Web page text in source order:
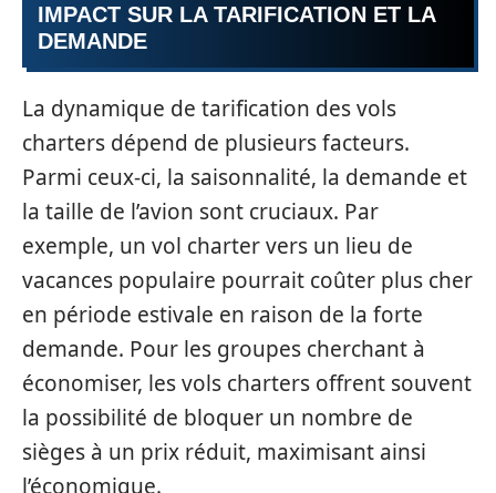
IMPACT SUR LA TARIFICATION ET LA
DEMANDE
La dynamique de tarification des vols
charters dépend de plusieurs facteurs.
Parmi ceux-ci, la saisonnalité, la demande et
la taille de l’avion sont cruciaux. Par
exemple, un vol charter vers un lieu de
vacances populaire pourrait coûter plus cher
en période estivale en raison de la forte
demande. Pour les groupes cherchant à
économiser, les vols charters offrent souvent
la possibilité de bloquer un nombre de
sièges à un prix réduit, maximisant ainsi
l’économique.